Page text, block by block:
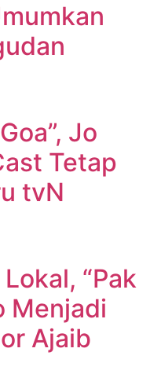
Jo
Tetap
tvN
“Pak
Menjadi
Ajaib